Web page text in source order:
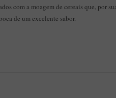
com a moagem de cereais que, por
de um excelente sabor.